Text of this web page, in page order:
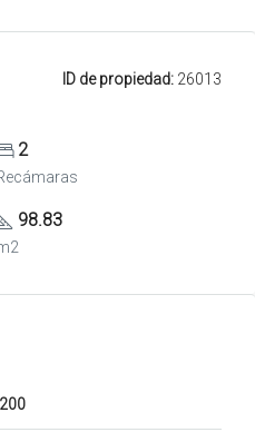
ID de propiedad: 26013
2
98.83